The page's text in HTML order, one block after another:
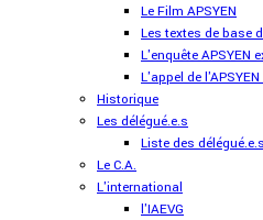
Le Film APSYEN
Les textes de base
L'enquête APSYEN
L'appel de l'APSYEN
Historique
Les délégué.e.s
Liste des délégué.e.s
Le C.A.
L'international
l'IAEVG